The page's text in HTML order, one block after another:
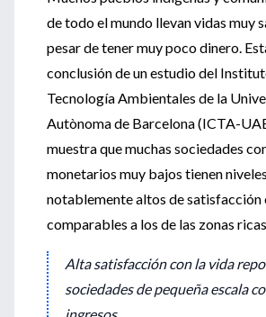
de todo el mundo llevan vidas muy
pesar de tener muy poco dinero.
conclusión de un estudio del
Tecnología Ambientales de la
Autònoma de Barcelona (ICTA-
muestra que muchas sociedades
monetarios muy bajos tienen niveles
notablemente altos de satisfacción
comparables a los de las zonas
Alta satisfacción con la vida
sociedades de pequeña escala